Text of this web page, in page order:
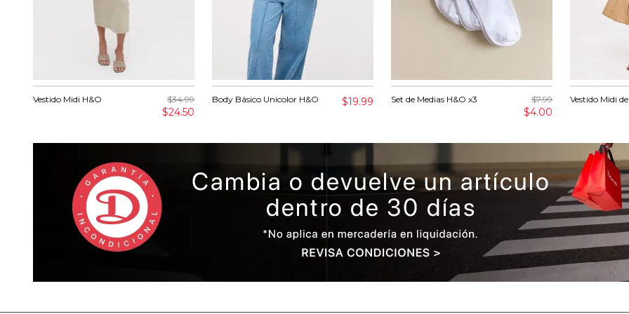
Vestido Midi H&O $34.99
$24.50
Body Básico Unicolor H&O $19.99 Set de Medias H&O x3 $7.99
$4.00
Vestido Midi